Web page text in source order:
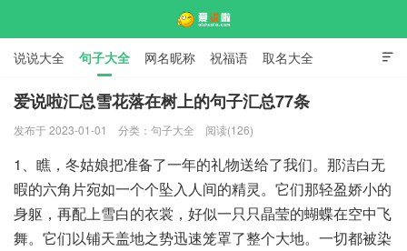

说说大全 句子大全 网名昵称 祝福语 取名大全
标语口号 签名大全
爱说啦汇总雪花落在树上的句子汇总77条
发布于 2023-01-01 分类： 句子大全 阅读(126)
1、瞧，冬姑娘把准备了一年的礼物送给了我们。那洁白无
暇的六角片宛如一个个坠入人间的精灵。它们那轻盈娇小的
身躯，再配上雪白的衣裳，好似一只只晶莹的蝴蝶在空中飞
舞。它们以铺天盖地之势迅速笼罩了整个大地。一切都被染